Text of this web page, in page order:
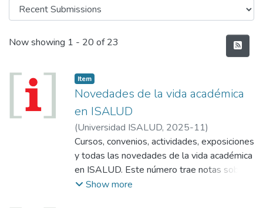
Recent Submissions
Now showing 1 - 20 of 23
Item
Novedades de la vida académica
en ISALUD
(Universidad ISALUD, 2025-11)
Cursos, convenios, actividades, exposiciones
y todas las novedades de la vida académica
en ISALUD. Este número trae notas sobre:
Presentación del Programa IA en Clave
Show more